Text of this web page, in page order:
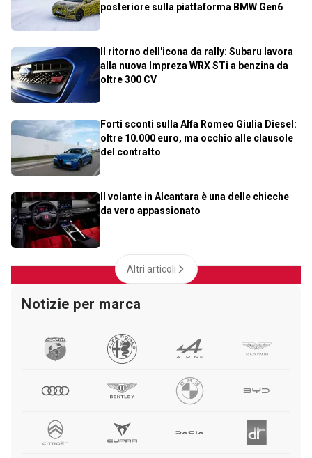
posteriore sulla piattaforma BMW Gen6
Il ritorno dell'icona da rally: Subaru lavora
alla nuova Impreza WRX STi a benzina da
oltre 300 CV
Forti sconti sulla Alfa Romeo Giulia Diesel:
oltre 10.000 euro, ma occhio alle clausole
del contratto
Il volante in Alcantara è una delle chicche
da vero appassionato
Altri articoli
Notizie per marca